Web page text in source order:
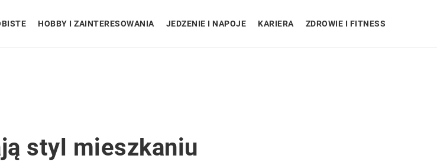
HOBBY I ZAINTERESOWANIA JEDZENIE I NAPOJE KARIERA ZDROWIE I FITNESS
styl mieszkaniu